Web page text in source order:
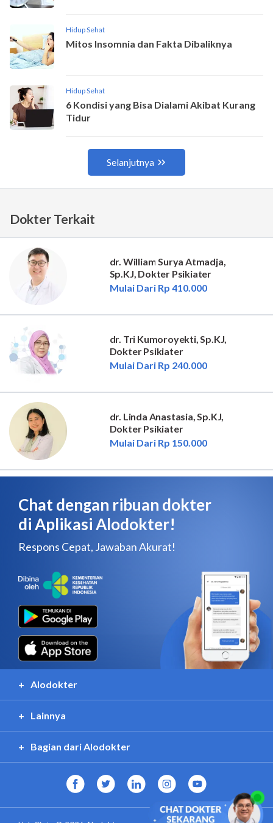
Dokter Terkait